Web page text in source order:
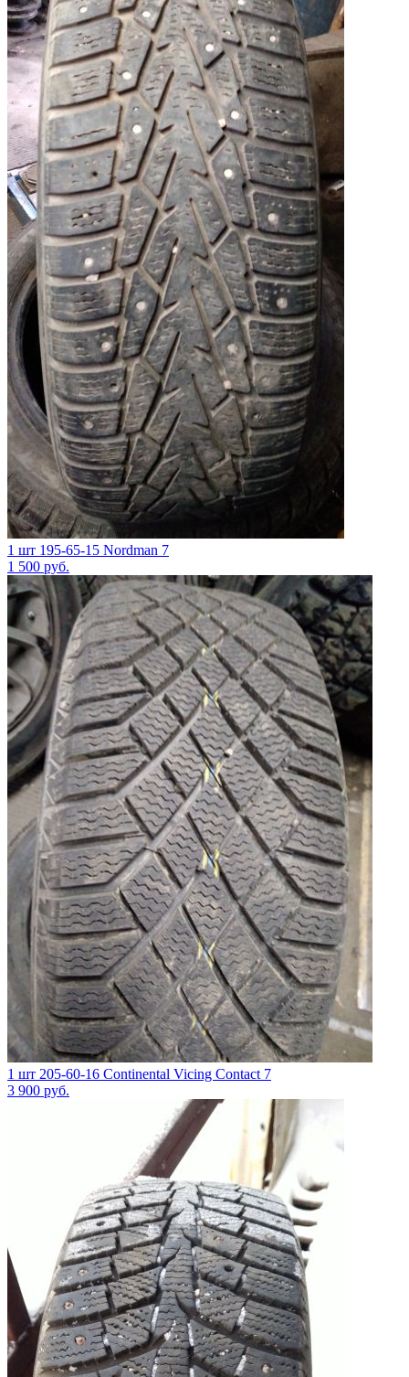
1 шт 195-65-15 Nordman 7
1 500 руб.
1 шт 205-60-16 Continental Vicing Contact 7
3 900 руб.